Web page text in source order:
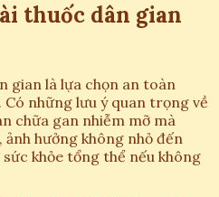
thuốc dân gian
gian là lựa chọn an toàn
những lưu ý quan trọng về
chữa gan nhiễm mỡ mà
hưởng không nhỏ đến
khỏe tổng thể nếu không